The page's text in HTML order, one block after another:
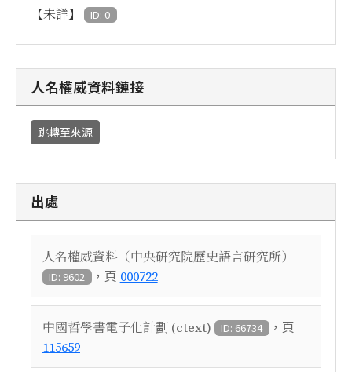
【未詳】 ID: 0
人名權威資料鏈接
跳轉至來源
出處
人名權威資料（中央研究院歷史語言研究所）
ID: 9602 ，頁 000722
中國哲學書電子化計劃 (ctext) ID: 66734 ，頁
115659